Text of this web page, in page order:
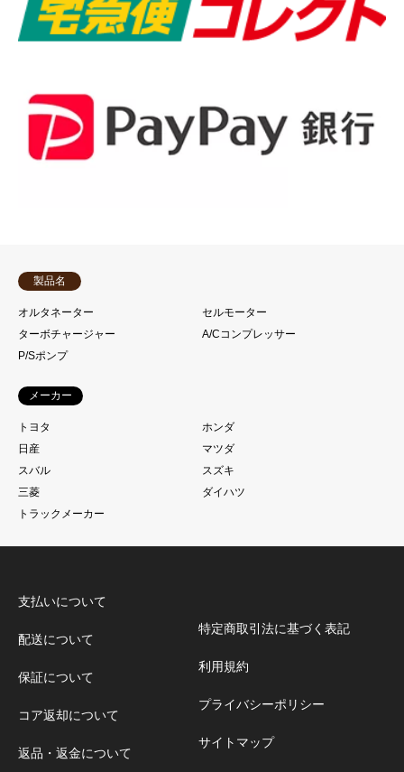
製品名
オルタネーター
セルモーター
ターボチャージャー
A/Cコンプレッサー
P/Sポンプ
メーカー
トヨタ
ホンダ
日産
マツダ
スバル
スズキ
三菱
ダイハツ
トラックメーカー
支払いについて
配送について
保証について
コア返却について
返品・返金について
特定商取引法に基づく表記
利用規約
プライバシーポリシー
サイトマップ